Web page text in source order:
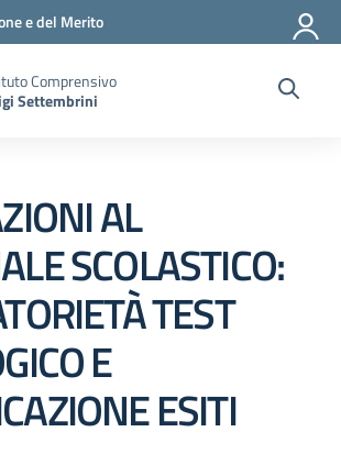
e del Merito
Comprensivo
Settembrini
AL
SCOLASTICO:
TEST
E
ESITI